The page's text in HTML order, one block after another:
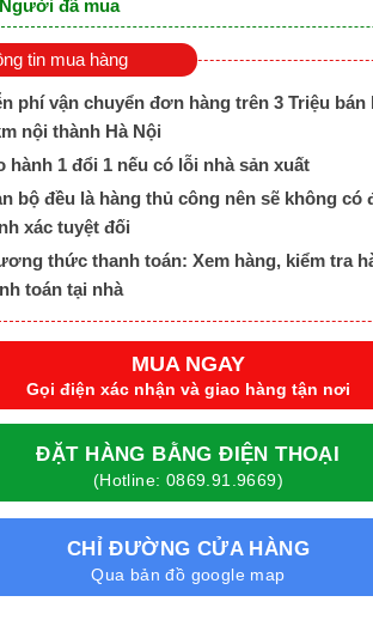
đã mua
tin mua hàng
phí vận chuyển đơn hàng trên 3 Triệu bán
nội thành Hà Nội
hành 1 đổi 1 nếu có lỗi nhà sản xuất
bộ đều là hàng thủ công nên sẽ không có
xác tuyệt đối
thức thanh toán: Xem hàng, kiểm tra
toán tại nhà
MUA NGAY
Gọi điện xác nhận và giao hàng tận nơi
ĐẶT HÀNG BẰNG ĐIỆN THOẠI
(Hotline: 0869.91.9669)
CHỈ ĐƯỜNG CỬA HÀNG
Qua bản đồ google map